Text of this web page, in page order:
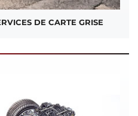
DE CARTE GRISE